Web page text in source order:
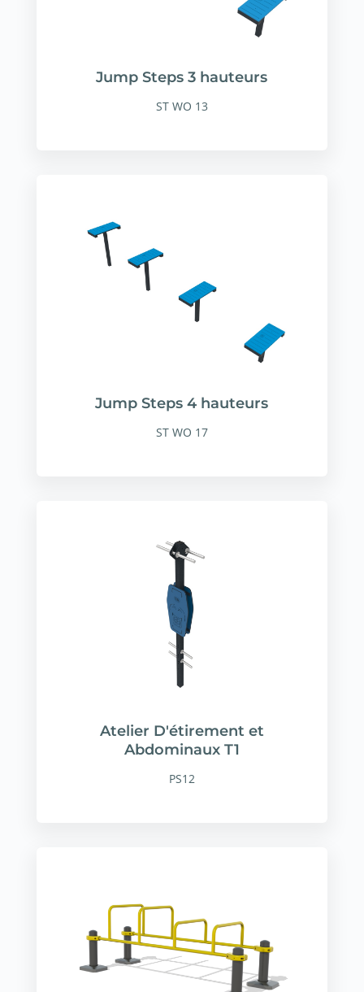
Jump Steps 3 hauteurs
ST WO 13
Jump Steps 4 hauteurs
ST WO 17
Atelier D'étirement et
Abdominaux T1
PS12